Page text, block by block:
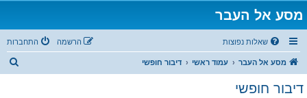
מסע אל העבר
שאלות נפוצות התחברות הרשמה
מסע אל העבר עמוד ראשי דיבור חופשי
ח
דיבור חופשי